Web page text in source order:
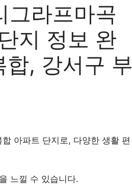
그라프마곡
지 정보 완
, 강서구 부
합 아파트 단지로, 다양한 생활 편
느낄 수 있습니다.